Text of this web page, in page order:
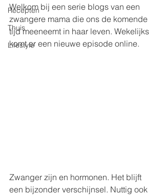
Recepten
Thuis
Lifestyle
Welkom bij een serie blogs van een
zwangere mama die ons de komende
tijd meeneemt in haar leven. Wekelijks
komt er een nieuwe episode online.
Zwanger zijn en hormonen. Het blijft
een bijzonder verschijnsel. Nuttig ook